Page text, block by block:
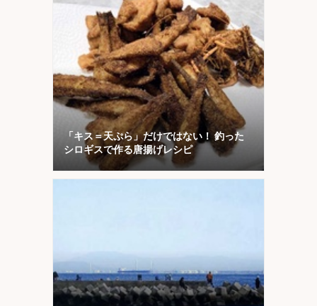
「キス＝天ぷら」だけではない！ 釣った
シロギスで作る唐揚げレシピ